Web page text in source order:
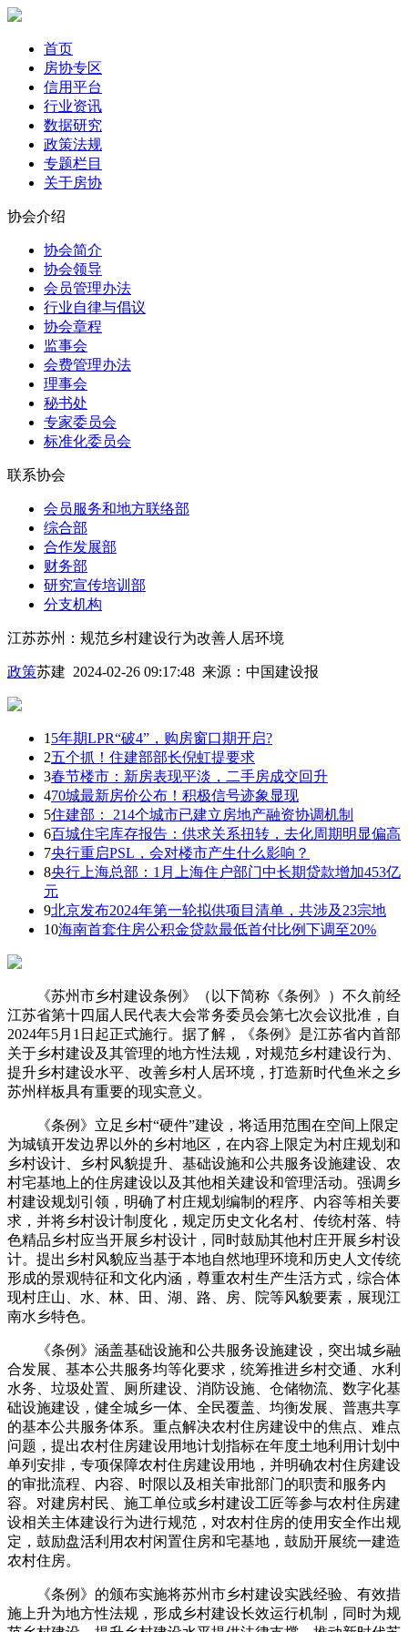
首页
房协专区
信用平台
行业资讯
数据研究
政策法规
专题栏目
关于房协
协会介绍
协会简介
协会领导
会员管理办法
行业自律与倡议
协会章程
监事会
会费管理办法
理事会
秘书处
专家委员会
标准化委员会
联系协会
会员服务和地方联络部
综合部
合作发展部
财务部
研究宣传培训部
分支机构
江苏苏州：规范乡村建设行为改善人居环境
政策苏建 2024-02-26 09:17:48 来源： 中国建设报
1 5年期LPR“破4”，购房窗口期开启?
2五个抓！住建部部长倪虹提要求
3春节楼市：新房表现平淡，二手房成交回升
470城最新房价公布！积极信号迹象显现
5住建部： 214个城市已建立房地产融资协调机制
6百城住宅库存报告：供求关系扭转，去化周期明显偏高
7央行重启PSL，会对楼市产生什么影响？
8央行上海总部：1月上海住户部门中长期贷款增加453亿
元
9北京发布2024年第一轮拟供项目清单，共涉及23宗地
10海南首套住房公积金贷款最低首付比例下调至20%
《苏州市乡村建设条例》（以下简称《条例》）不久前经
江苏省第十四届人民代表大会常务委员会第七次会议批准，自
2024年5月1日起正式施行。据了解，《条例》是江苏省内首部
关于乡村建设及其管理的地方性法规，对规范乡村建设行为、
提升乡村建设水平、改善乡村人居环境，打造新时代鱼米之乡
苏州样板具有重要的现实意义。
《条例》立足乡村“硬件”建设，将适用范围在空间上限定
为城镇开发边界以外的乡村地区，在内容上限定为村庄规划和
乡村设计、乡村风貌提升、基础设施和公共服务设施建设、农
村宅基地上的住房建设以及其他相关建设和管理活动。强调乡
村建设规划引领，明确了村庄规划编制的程序、内容等相关要
求，并将乡村设计制度化，规定历史文化名村、传统村落、特
色精品乡村应当开展乡村设计，同时鼓励其他村庄开展乡村设
计。提出乡村风貌应当基于本地自然地理环境和历史人文传统
形成的景观特征和文化内涵，尊重农村生产生活方式，综合体
现村庄山、水、林、田、湖、路、房、院等风貌要素，展现江
南水乡特色。
《条例》涵盖基础设施和公共服务设施建设，突出城乡融
合发展、基本公共服务均等化要求，统筹推进乡村交通、水利
水务、垃圾处置、厕所建设、消防设施、仓储物流、数字化基
础设施建设，健全城乡一体、全民覆盖、均衡发展、普惠共享
的基本公共服务体系。重点解决农村住房建设中的焦点、难点
问题，提出农村住房建设用地计划指标在年度土地利用计划中
单列安排，专项保障农村住房建设用地，并明确农村住房建设
的审批流程、内容、时限以及相关审批部门的职责和服务内
容。对建房村民、施工单位或乡村建设工匠等参与农村住房建
设相关主体建设行为进行规范，对农村住房的使用安全作出规
定，鼓励盘活利用农村闲置住房和宅基地，鼓励开展统一建造
农村住房。
《条例》的颁布实施将苏州市乡村建设实践经验、有效措
施上升为地方性法规，形成乡村建设长效运行机制，同时为规